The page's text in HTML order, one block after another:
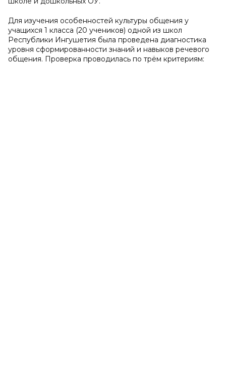
Для изучения особенностей культуры общения у
учащихся 1 класса (20 учеников) одной из школ
Республики Ингушетия была проведена диагностика
уровня сформированности знаний и навыков речевого
общения. Проверка проводилась по трём критериям: